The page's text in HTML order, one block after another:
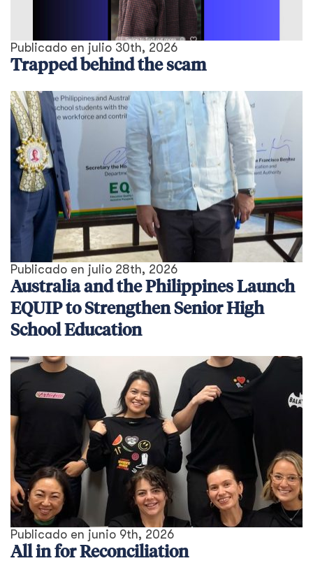
Publicado en julio 30th, 2026
Trapped behind the scam
Publicado en julio 28th, 2026
Australia and the Philippines Launch
EQUIP to Strengthen Senior High
School Education
Publicado en junio 9th, 2026
All in for Reconciliation